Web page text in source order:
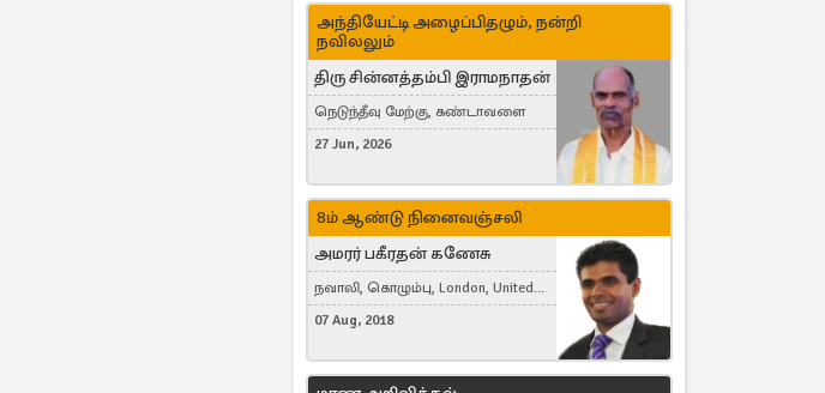
அந்தியேட்டி அழைப்பிதழும், நன்றி
நவிலலும்
திரு சின்னத்தம்பி இராமநாதன்
நெடுந்தீவு மேற்கு, கண்டாவளை
27 Jun, 2026
8ம் ஆண்டு நினைவஞ்சலி
அமரர் பகீரதன் கணேசு
நவாலி, கொழும்பு, London, United
Kingdom
07 Aug, 2018